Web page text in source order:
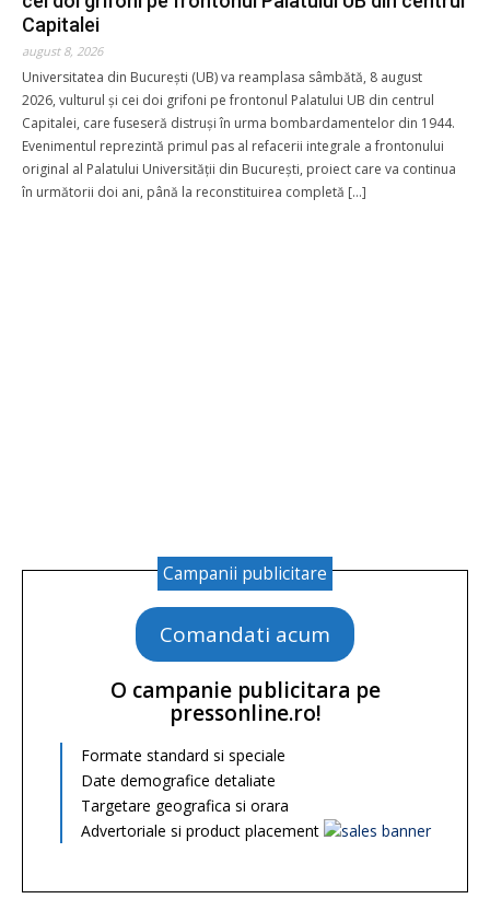
Donație pentru
Nume complet*
Capitalei
august 8, 2026
Universitatea din București (UB) va reamplasa sâmbătă, 8 august
2026, vulturul și cei doi grifoni pe frontonul Palatului UB din centrul
Capitalei, care fuseseră distruși în urma bombardamentelor din 1944.
Evenimentul reprezintă primul pas al refacerii integrale a frontonului
original al Palatului Universității din București, proiect care va continua
în următorii doi ani, până la reconstituirea completă […]
Campanii publicitare
Comandati acum
O campanie publicitara pe
pressonline.ro!
Formate standard si speciale
Date demografice detaliate
Targetare geografica si orara
Advertoriale si product placement